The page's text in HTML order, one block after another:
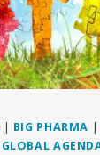
| BIG PHARMA |
GLOBAL